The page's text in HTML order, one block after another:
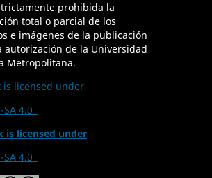
prohibida la
total o parcial de los
e imágenes de la publicación
autorización de la Universidad
Metropolitana.
is licensed under
SA 4.0
is licensed under
SA 4.0